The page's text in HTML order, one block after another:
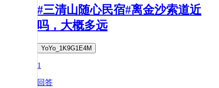
#三清山随心民宿#离金沙索道近
吗，大概多远
YoYo_1K9G1E4M
1
回答